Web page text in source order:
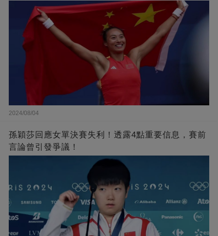
2024/08/04
孫穎莎回應女單決賽失利！透露4點重要信息，賽前
言論曾引發爭議！